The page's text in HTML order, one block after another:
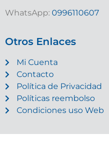
WhatsApp: 0996110607
Otros Enlaces
Mi Cuenta
Contacto
Política de Privacidad
Políticas reembolso
Condiciones uso Web